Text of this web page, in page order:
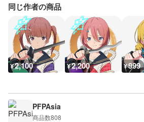
同じ作者の商品
¥2,100 ¥2,200 ¥999
PFPAsia
商品数808